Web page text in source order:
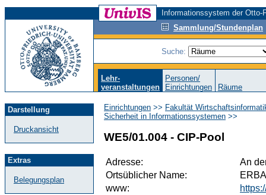
Informationssystem der
Sammlung/Stundenplan
Suche:
Lehr-
veranstaltungen
Personen/
Einrichtungen
Räume
Darstellung
Druckansicht
Extras
Belegungsplan
Einrichtungen >> Fakultät
Sicherheit in Informationssystemen >>
WE5/01.004 - CIP-Pool
Adresse:
An
Ortsüblicher Name:
ERBA
www: